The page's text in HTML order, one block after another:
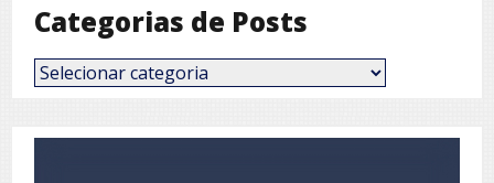
Categorias de Posts
Categorias
de